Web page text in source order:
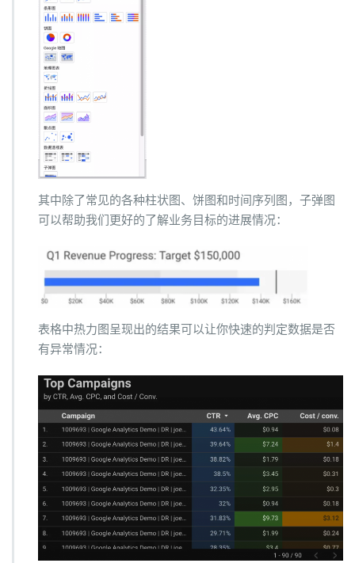
其中除了常见的各种柱状图、饼图和时间序列图，子弹图
可以帮助我们更好的了解业务目标的进展情况：
表格中热力图呈现出的结果可以让你快速的判定数据是否
有异常情况：